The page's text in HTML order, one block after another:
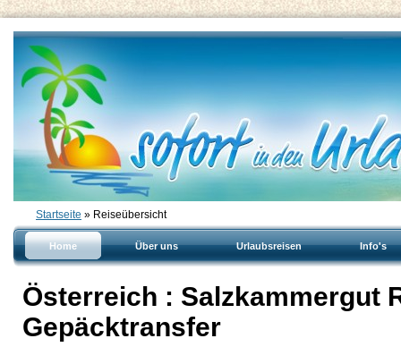
Startseite » Reiseübersicht
Home Über uns Urlaubsreisen Info's
Österreich : Salzkammergut
Gepäcktransfer